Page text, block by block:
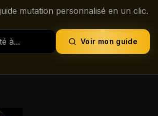
mutation personnalisé en un clic.
Voir mon guide